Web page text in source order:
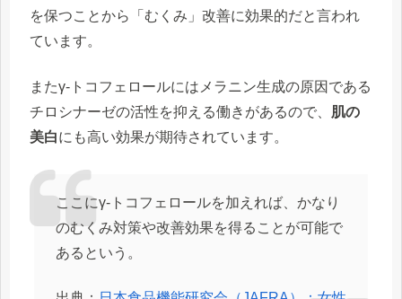
を保つことから「むくみ」改善に効果的だと言われ
ています。
またγ-トコフェロールにはメラニン生成の原因である
チロシナーゼの活性を抑える働きがあるので、 肌の
美白にも高い効果が期待されています。
ここにγ-トコフェロールを加えれば、かなり
のむくみ対策や改善効果を得ることが可能で
あるという。